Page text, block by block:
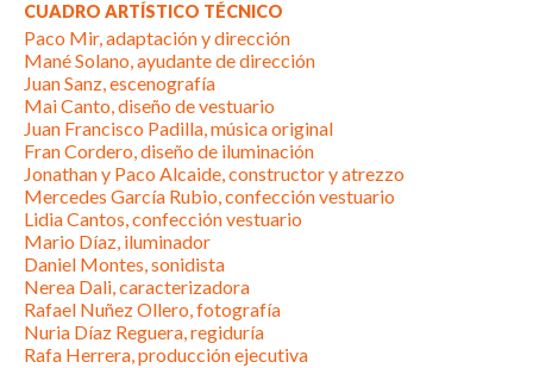
CUADRO ARTÍSTICO TÉCNICO
Paco Mir, adaptación y dirección
Mané Solano, ayudante de dirección
Juan Sanz, escenografía
Mai Canto, diseño de vestuario
Juan Francisco Padilla, música original
Fran Cordero, diseño de iluminación
Jonathan y Paco Alcaide, constructor y atrezzo
Mercedes García Rubio, confección vestuario
Lidia Cantos, confección vestuario
Mario Díaz, iluminador
Daniel Montes, sonidista
Nerea Dali, caracterizadora
Rafael Nuñez Ollero, fotografía
Nuria Díaz Reguera, regiduría
Rafa Herrera, producción ejecutiva